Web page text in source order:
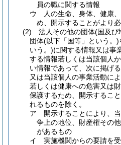
員の職に関する情報
ウ
人の生命、身体、健康
め、開示することがより
(2)
法人その他の団体(国及び
団体(以下「国等」という。)
いう。)に関する情報又は事
する情報若しくは当該個人
い情報であって、次に掲げる
又は当該個人の事業活動に
若しくは健康への危害又は
保護するため、開示するこ
れるものを除く。
ア
開示することにより、
争上の地位、財産権その
があるもの
イ
実施機関からの要請を